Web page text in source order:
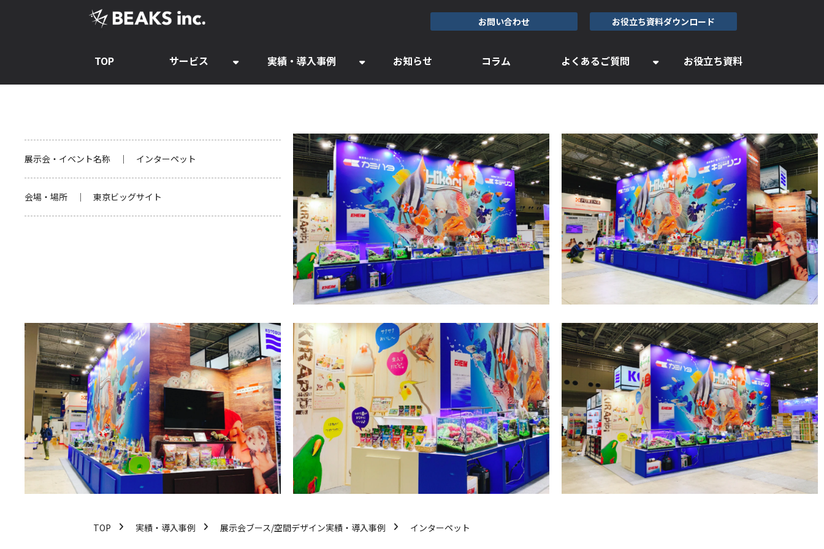
お問い合わせ お役立ち資料ダウンロード
TOP サービス 実績・導入事例 お知らせ コラム よくあるご質問 お役立ち資料
展示会・イベント名称 ｜ インターペット
会場・場所 ｜ 東京ビッグサイト
TOP 実績・導入事例 展示会ブース/空間デザイン実績・導入事例 インターペット